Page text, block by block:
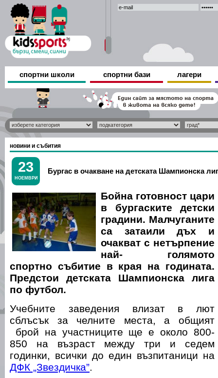
спортни школи спортни бази лагери
новини и събития
23
НОЕМВРИ
Бургас в очакване на детската Шампионска
Бойна готовност цари
в бургаските детски
градини. Малчуганите
са затаили дъх и
очакват с нетърпение
най- голямото
спортно събитие в края на годината.
Предстои детската Шампионска лига
по футбол.
Учебните заведения влизат в лют
сблъсък за челните места, а общият
брой на участниците ще е около 800-
850 на възраст между три и седем
годинки, всички до един възпитаници на
ДФК „Звездичка”